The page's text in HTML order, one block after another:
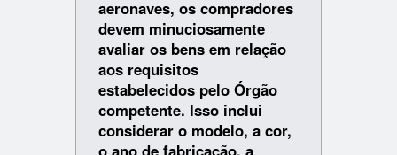
aeronaves, os compradores
devem minuciosamente
avaliar os bens em relação
aos requisitos
estabelecidos pelo Órgão
competente. Isso inclui
considerar o modelo, a cor,
o ano de fabricação, a